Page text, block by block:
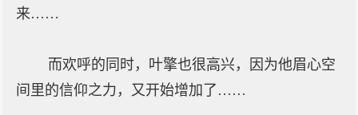
来……
而欢呼的同时，叶擎也很高兴，因为他眉心空
间里的信仰之力，又开始增加了……